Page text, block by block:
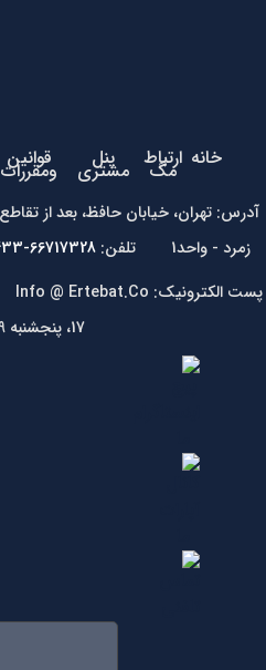
خانه ارتباط
مگ پنل
مشتری قوانین
ومقررات
زمرد - واحد1 تلفن:
66717328-66727433
17، پنجشنبه 9 الی 13